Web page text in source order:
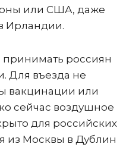
или США, даже
Ирландии.
принимать россиян
Для въезда не
вакцинации или
сейчас воздушное
для российских
из Москвы в Дублин